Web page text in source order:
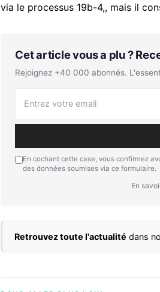
via le processus 19b-4,, mais il
Cet article vous a plu ?
Rejoignez +40 000 abonnés.
En cochant cette case, vous confirmez
des données soumises via ce formulaire.
En
Retrouvez toute l'actualité dans